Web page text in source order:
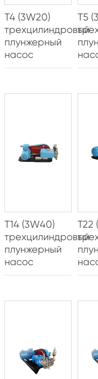
T4 (3W20)
трехцилиндровый
плунжерный
насос
T5
T14 (3W40)
трехцилиндровый
плунжерный
насос
T22